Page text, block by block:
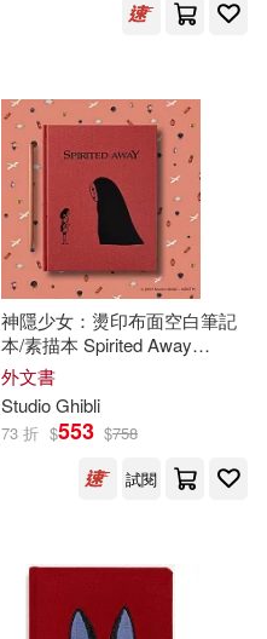
神隱少女：燙印布面空白筆記
本/素描本 Spirited Away
Sketchbook
外文書
StudioGhibli
73 折 $553 $758
試閱